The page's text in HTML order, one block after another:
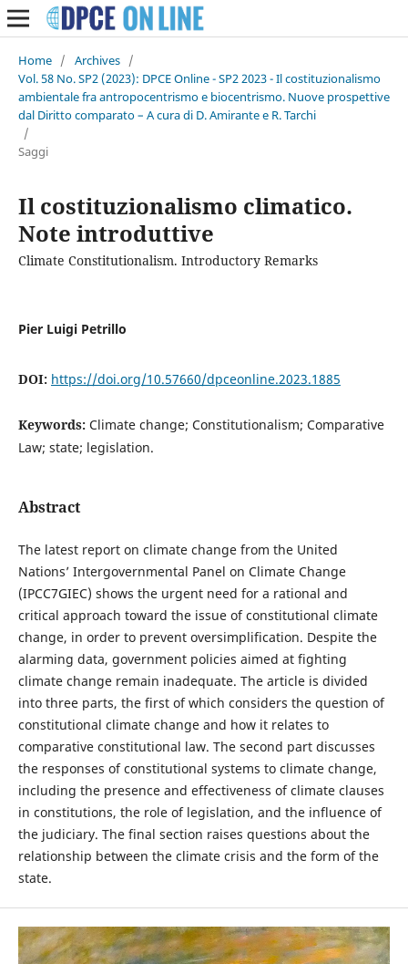
Home / Archives /
Vol. 58 No. SP2 (2023): DPCE Online - SP2 2023 - Il costituzionalismo
ambientale fra antropocentrismo e biocentrismo. Nuove prospettive
dal Diritto comparato – A cura di D. Amirante e R. Tarchi
/
Saggi
Il costituzionalismo climatico.
Note introduttive
Climate Constitutionalism. Introductory Remarks
Pier Luigi Petrillo
DOI: https://doi.org/10.57660/dpceonline.2023.1885
Keywords: Climate change; Constitutionalism; Comparative
Law; state; legislation.
Abstract
The latest report on climate change from the United
Nations’ Intergovernmental Panel on Climate Change
(IPCC7GIEC) shows the urgent need for a rational and
critical approach toward the issue of constitutional climate
change, in order to prevent oversimplification. Despite the
alarming data, government policies aimed at fighting
climate change remain inadequate. The article is divided
into three parts, the first of which considers the question of
constitutional climate change and how it relates to
comparative constitutional law. The second part discusses
the responses of constitutional systems to climate change,
including the presence and effectiveness of climate clauses
in constitutions, the role of legislation, and the influence of
the judiciary. The final section raises questions about the
relationship between the climate crisis and the form of the
state.